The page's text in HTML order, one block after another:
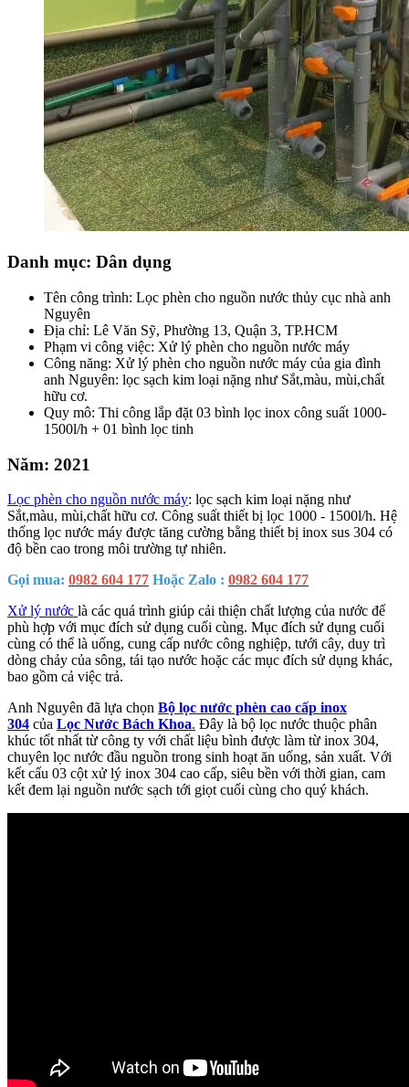
Danh mục: Dân dụng
Tên công trình: Lọc phèn cho nguồn nước thủy cục nhà anh
Nguyên
Địa chỉ: Lê Văn Sỹ, Phường 13, Quận 3, TP.HCM
Phạm vi công việc: Xử lý phèn cho nguồn nước máy
Công năng: Xử lý phèn cho nguồn nước máy của gia đình
anh Nguyên: lọc sạch kim loại nặng như Sắt,màu, mùi,chất
hữu cơ.
Quy mô: Thi công lắp đặt 03 bình lọc inox công suất 1000-
1500l/h + 01 bình lọc tinh
Năm: 2021
Lọc phèn cho nguồn nước máy: lọc sạch kim loại nặng như
Sắt,màu, mùi,chất hữu cơ. Công suất thiết bị lọc 1000 - 1500l/h. Hệ
thống lọc nước máy được tăng cường bằng thiết bị inox sus 304 có
độ bền cao trong môi trường tự nhiên.
Gọi mua: 0982 604 177 Hoặc Zalo : 0982 604 177
Xử lý nước là các quá trình giúp cải thiện chất lượng của nước để
phù hợp với mục đích sử dụng cuối cùng. Mục đích sử dụng cuối
cùng có thể là uống, cung cấp nước công nghiệp, tưới cây, duy trì
dòng chảy của sông, tái tạo nước hoặc các mục đích sử dụng khác,
bao gồm cả việc trả.
Anh Nguyên đã lựa chọn Bộ lọc nước phèn cao cấp inox
304 của Lọc Nước Bách Khoa. Đây là bộ lọc nước thuộc phân
khúc tốt nhất từ công ty với chất liệu bình được làm từ inox 304,
chuyên lọc nước đầu nguồn trong sinh hoạt ăn uống, sản xuất. Với
kết cấu 03 cột xử lý inox 304 cao cấp, siêu bền với thời gian, cam
kết đem lại nguồn nước sạch tới giọt cuối cùng cho quý khách.